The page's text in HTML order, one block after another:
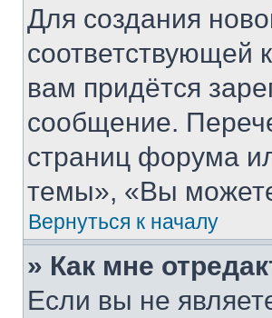
Для создания
соответствующей
вам придётся
сообщение.
страниц форума
темы», «Вы можете
Вернуться к началу
» Как мне
Если вы не